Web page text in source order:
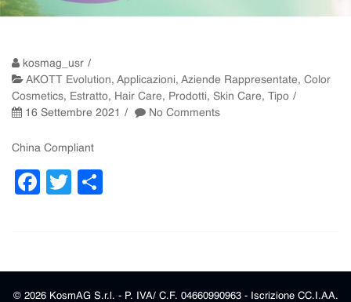
kosmag_usr
AKOTT Evolution, Applicazioni, Aziende Rappresentate, Color
Cosmetics, Estratto, Hair Care, Prodotti, Skin Care,
Tipo
16 Settembre 2021
No Comments
China Compliant
Facebook
Twitter
© 2026 KosmAG S.r.l. - P. IVA/ C.F. 04660990963 - Iscrizione CC.I.AA.